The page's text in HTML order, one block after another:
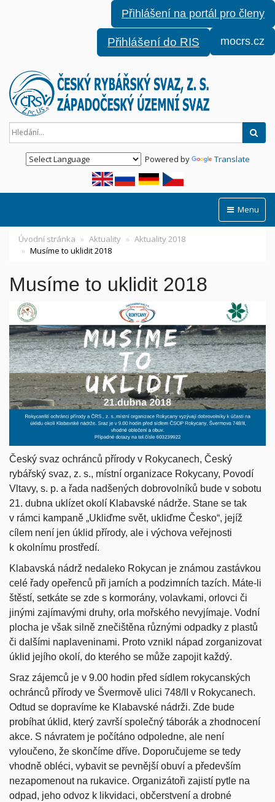
Přihlášení na portál pro členy
Přihlášení do RIS mocrs.cz
Powered by Translate
Menu
Úvodní stránka Aktuality
Aktuality 2018
Musíme to uklidit 2018
Musíme to uklidit 2018
Český svaz ochránců přírody v Rokycanech, Český
rybářský svaz, z. s., místní organizace Rokycany, Povodí
Vltavy, s. p. a řada nadšených dobrovolníků bude v sobotu
21. dubna uklízet okolí Klabavské nádrže. Stane se tak
v rámci kampaně „Ukliďme svět, ukliďme Česko“, jejíž
cílem není jen úklid přírody, ale i výchova veřejnosti
k okolnímu prostředí.
Klabavská nádrž nedaleko Rokycan je známou zastávkou
celé řady opeřenců při jarních a podzimních tazích. Máte-li
štěstí, setkáte se zde s kormorány, volavkami, orlovci či
jinými zajímavými druhy, orla mořského nevyjímaje. Vodní
plocha je však silně znečištěna různými odpadky z plastů
či dalšími naplaveninami. Proto vznikl nápad zorganizovat
úklid jejího okolí, do kterého se může zapojit každý.
Sraz zájemců je v 9.00 hodin před sídlem rokycanských
ochránců přírody ve Švermově ulici 748/II v Rokycanech.
Odtud se dopravíme ke Klabavské nádrži. Zde bude
probíhat úklid, který završí společný táborák a zhodnocení
akce. S návratem je počítáno odpoledne, ale není
vyloučeno, že skončíme dříve. Doporučujeme se tedy
vhodně obléci, vybavit se pevnější obuví a především
nezapomenout na rukavice. Organizátoři zajistí pytle na
odpad, jeho odvoz k likvidaci, občerstvení a drobné